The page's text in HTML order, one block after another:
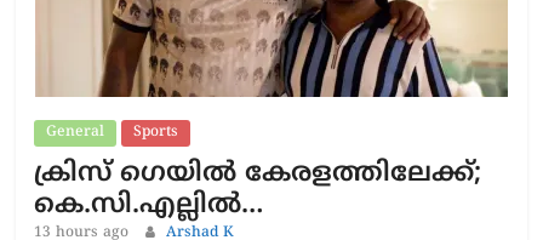
General Sports
ക്രിസ് ഗെയിൽ കേരളത്തിലേക്ക്;
കെ.സി.എല്ലിൽ…
13 hours ago Arshad K